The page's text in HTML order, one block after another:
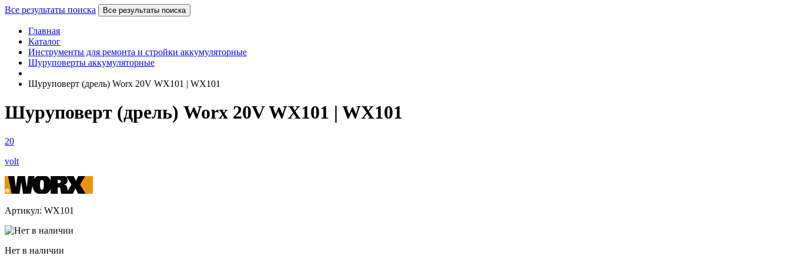
Все результаты поиска Все результаты поиска
Главная
Каталог
Инструменты для ремонта и стройки аккумуляторные
Шуруповерты аккумуляторные
Шуруповерт (дрель) Worx 20V WX101 | WX101
Шуруповерт (дрель) Worx 20V WX101 | WX101
20
volt
Артикул: WX101
Нет в наличии